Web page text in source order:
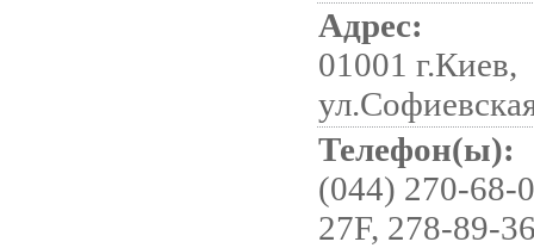
Адрес:
01001 г.Киев,
Телефон(ы):
(044) 270-68-
27F, 278-89-